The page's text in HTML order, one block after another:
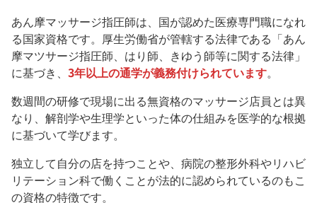
あん摩マッサージ指圧師は、国が認めた医療専門職になれ
る国家資格です。厚生労働省が管轄する法律である「あん
摩マツサージ指圧師、はり師、きゆう師等に関する法律」
に基づき、 3年以上の通学が義務付けられています。
数週間の研修で現場に出る無資格のマッサージ店員とは異
なり、解剖学や生理学といった体の仕組みを医学的な根拠
に基づいて学びます。
独立して自分の店を持つことや、病院の整形外科やリハビ
リテーション科で働くことが法的に認められているのもこ
の資格の特徴です。